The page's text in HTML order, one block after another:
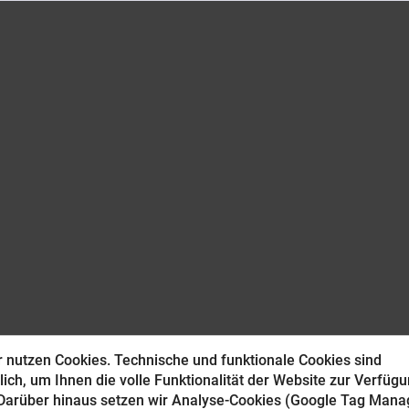
nutzen Cookies. Technische und funktionale Cookies sind
um Ihnen die volle Funktionalität der Website zur
hinaus setzen wir Analyse-Cookies (Google Tag